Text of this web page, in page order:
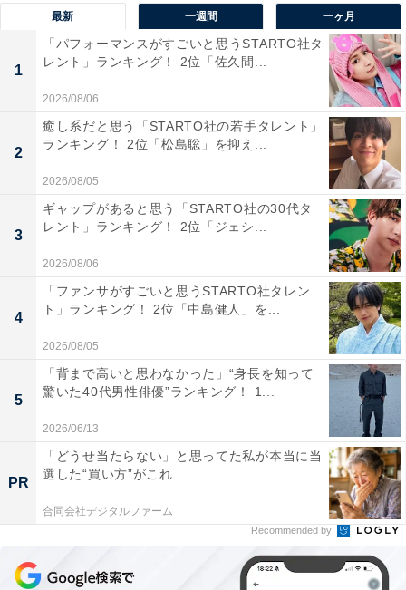
ようです。
回答者からは「女性が乗っていたらかっこいいなと思う
ので選んだ」（20代女性／新潟県）、「車がカッコいい
から、女性が乗ってもカッコよく決まると思います」
（30代女性／東京都）、「高級車を乗る女性がカッコい
いと思わせてくれるからです」（50代男性／宮城県）な
どのコメントが寄せられていました。
※回答コメントは原文ママです
次ページ 10位までのランキング結果を見る
最新 一週間 一ヶ月
1
「パフォーマンスがすごいと思うSTARTO社タ
レント」ランキング！ 2位「佐久間...
2026/08/06
2
癒し系だと思う「STARTO社の若手タレント」
ランキング！ 2位「松島聡」を抑え...
2026/08/05
3
ギャップがあると思う「STARTO社の30代タ
レント」ランキング！ 2位「ジェシ...
2026/08/06
4
「ファンサがすごいと思うSTARTO社タレン
ト」ランキング！ 2位「中島健人」を...
2026/08/05
5
「背まで高いと思わなかった」“身長を知って
驚いた40代男性俳優”ランキング！ 1...
2026/06/13
PR
「どうせ当たらない」と思ってた私が本当に当
選した“買い方”がこれ
合同会社デジタルファーム
Recommended by